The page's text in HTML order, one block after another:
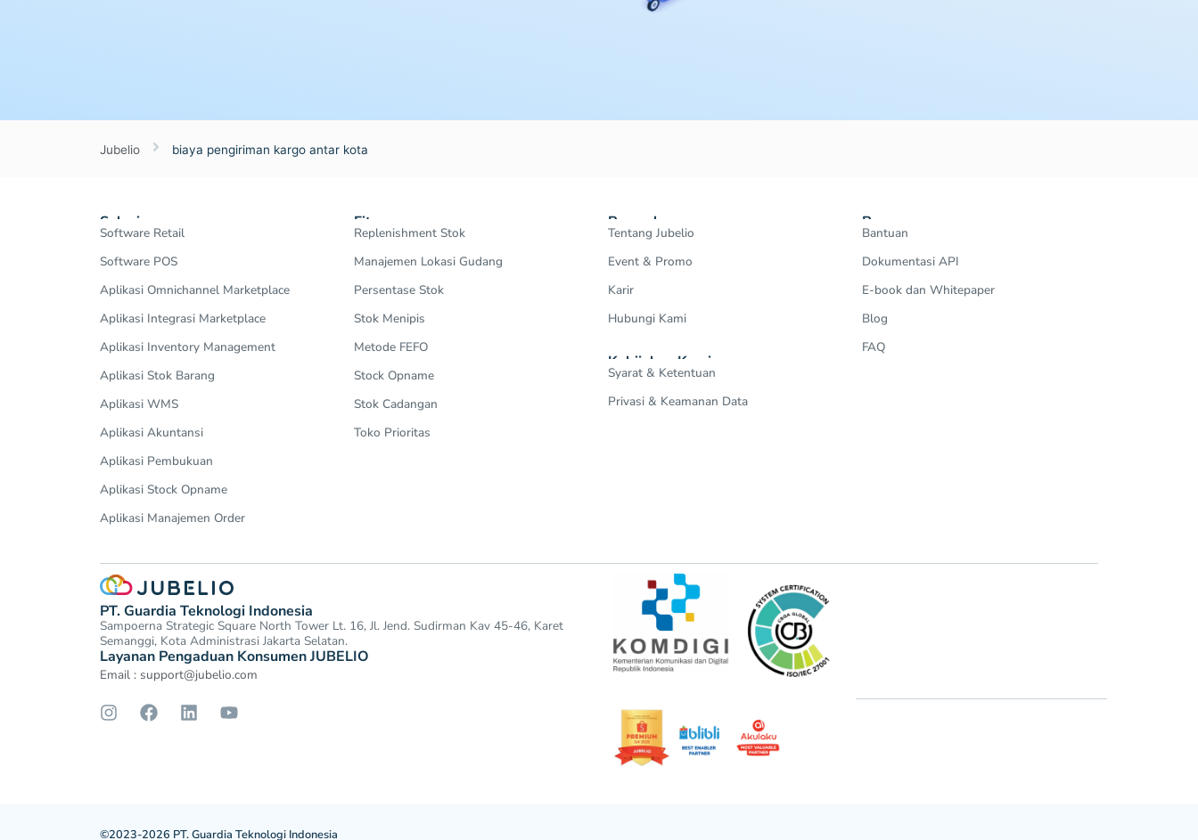
Jubelio biaya pengiriman kargo antar kota
Solusi
Software Retail
Software POS
Aplikasi Omnichannel Marketplace
Aplikasi Integrasi Marketplace
Aplikasi Inventory Management
Aplikasi Stok Barang
Aplikasi WMS
Aplikasi Akuntansi
Aplikasi Pembukuan
Aplikasi Stock Opname
Aplikasi Manajemen Order
Fitur
Replenishment Stok
Manajemen Lokasi Gudang
Persentase Stok
Stok Menipis
Metode FEFO
Stock Opname
Stok Cadangan
Toko Prioritas
Perusahaan
Tentang Jubelio
Event & Promo
Karir
Hubungi Kami
Kebijakan Kami
Syarat & Ketentuan
Privasi & Keamanan Data
Resources
Bantuan
Dokumentasi API
E-book dan Whitepaper
Blog
FAQ
PT. Guardia Teknologi Indonesia
Sampoerna Strategic Square North Tower Lt. 16, Jl. Jend. Sudirman Kav 45-46, Karet
Semanggi, Kota Administrasi Jakarta Selatan.
Layanan Pengaduan Konsumen JUBELIO
Email : support@jubelio.com
©2023-2026 PT. Guardia Teknologi Indonesia